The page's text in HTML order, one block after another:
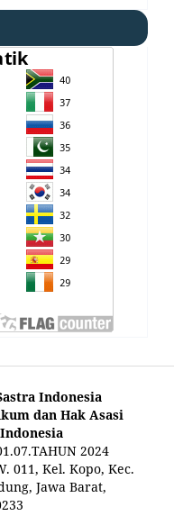
Indonesia
dan Hak Asasi
2024
011, Kel. Kopo, Kec.
Jawa Barat,